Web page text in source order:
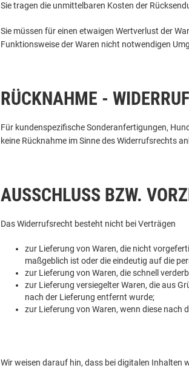
Sie tragen die unmittelbaren Kosten der
Sie müssen für einen etwaigen Wertverlust der
Funktionsweise der Waren nicht notwendigen
RÜCKNAHME -
Für kundenspezifische Sonderanfertigungen,
keine Rücknahme im Sinne des Widerrufsrechts
AUSSCHLUSS BZW.
Das Widerrufsrecht besteht nicht bei Verträgen
zur Lieferung von Waren, die nicht
maßgeblich ist oder die eindeutig auf die
zur Lieferung von Waren, die schnell
zur Lieferung versiegelter Waren, die aus
nach der Lieferung entfernt wurde;
zur Lieferung von Waren, wenn diese
Wir weisen darauf hin, dass bei digitalen Inhalten